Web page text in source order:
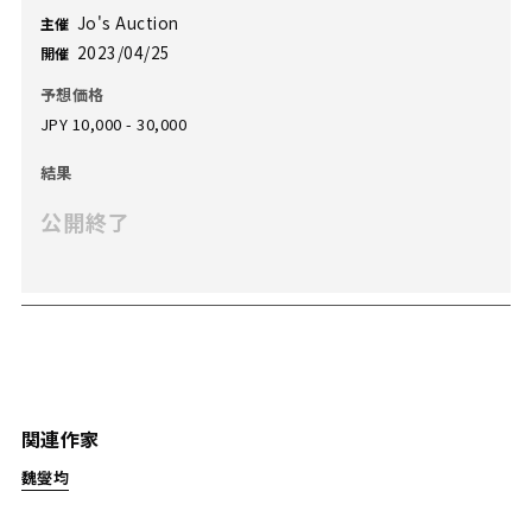
関連作家
魏燮均
主催 Jo's Auction
開催 2023/04/25
予想価格
JPY 10,000 - 30,000
結果
公開終了